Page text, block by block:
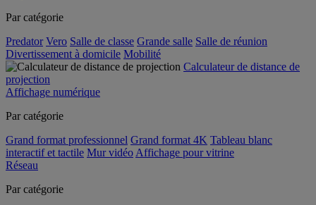
Par catégorie
Predator Vero Salle de classe Grande salle Salle de réunion
Divertissement à domicile Mobilité
Calculateur de distance de
projection
Affichage numérique
Par catégorie
Grand format professionnel Grand format 4K Tableau blanc
interactif et tactile Mur vidéo Affichage pour vitrine
Réseau
Par catégorie